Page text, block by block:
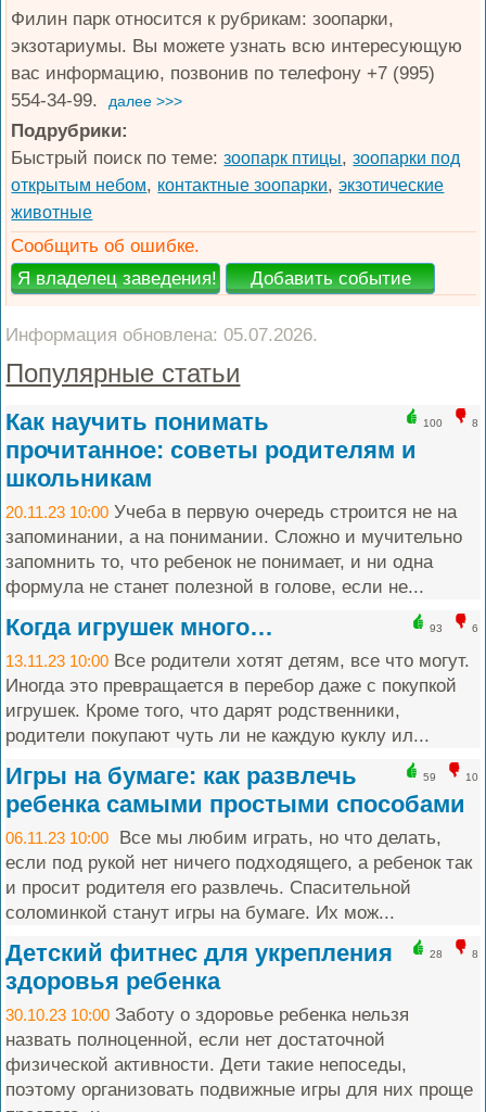
Филин парк относится к рубрикам: зоопарки,
экзотариумы. Вы можете узнать всю интересующую
вас информацию, позвонив по телефону +7 (995)
554-34-99.
далее >>>
Подрубрики:
Быстрый поиск по теме:зоопарк птицы,зоопарки под
открытым небом, контактные зоопарки,экзотические
животные
Сообщить об ошибке.
Информация обновлена: 05.07.2026.
Популярные статьи
100 8
Как научить понимать
прочитанное: советы родителям и
школьникам
20.11.23 10:00 Учеба в первую очередь строится не на
запоминании, а на понимании. Сложно и мучительно
запомнить то, что ребенок не понимает, и ни одна
формула не станет полезной в голове, если не...
93 6
Когда игрушек много…
13.11.23 10:00 Все родители хотят детям, все что могут.
Иногда это превращается в перебор даже с покупкой
игрушек. Кроме того, что дарят родственники,
родители покупают чуть ли не каждую куклу ил...
59 10
Игры на бумаге: как развлечь
ребенка самыми простыми способами
06.11.23 10:00 Все мы любим играть, но что делать,
если под рукой нет ничего подходящего, а ребенок так
и просит родителя его развлечь. Спасительной
соломинкой станут игры на бумаге. Их мож...
28 8
Детский фитнес для укрепления
здоровья ребенка
30.10.23 10:00 Заботу о здоровье ребенка нельзя
назвать полноценной, если нет достаточной
физической активности. Дети такие непоседы,
поэтому организовать подвижные игры для них проще